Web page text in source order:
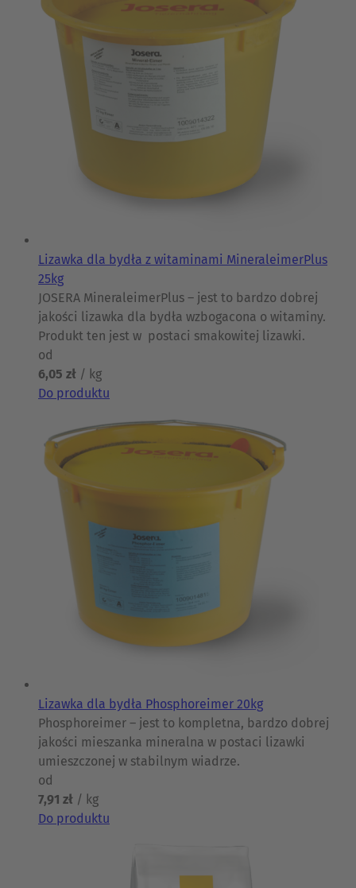
Lizawka dla bydła z witaminami MineraleimerPlus
25kg
JOSERA MineraleimerPlus – jest to bardzo dobrej
jakości lizawka dla bydła wzbogacona o witaminy.
Produkt ten jest w postaci smakowitej lizawki.
od
6,05 zł / kg
Do produktu
Lizawka dla bydła Phosphoreimer 20kg
Phosphoreimer – jest to kompletna, bardzo dobrej
jakości mieszanka mineralna w postaci lizawki
umieszczonej w stabilnym wiadrze.
od
7,91 zł / kg
Do produktu